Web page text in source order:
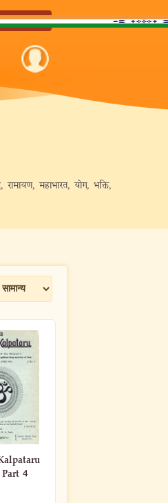
रामायण, महाभारत, योग, भक्ति,
Part 4